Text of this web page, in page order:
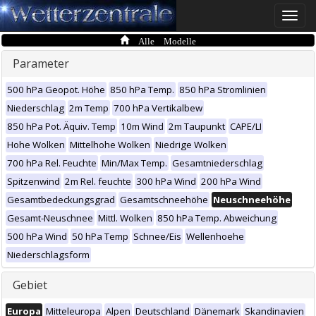
Toggle
Alle Modelle
Parameter
500 hPa Geopot. Höhe 850 hPa Temp. 850 hPa Stromlinien
Niederschlag 2m Temp 700 hPa Vertikalbew
850 hPa Pot. Äquiv. Temp 10m Wind 2m Taupunkt CAPE/LI
Hohe Wolken Mittelhohe Wolken Niedrige Wolken
700 hPa Rel. Feuchte Min/Max Temp. Gesamtniederschlag
Spitzenwind 2m Rel. feuchte 300 hPa Wind 200 hPa Wind
Gesamtbedeckungsgrad Gesamtschneehöhe Neuschneehöhe
Gesamt-Neuschnee Mittl. Wolken 850 hPa Temp. Abweichung
500 hPa Wind 50 hPa Temp Schnee/Eis Wellenhoehe
Niederschlagsform
Gebiet
Europa Mitteleuropa Alpen Deutschland Dänemark Skandinavien